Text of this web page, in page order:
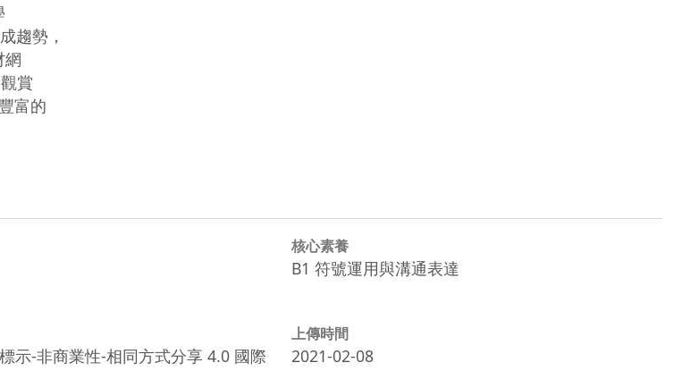
趨勢，
網
賞
富的
核心素養
B1 符號運用與溝通表達
示-非商業性-相同方式分享 4.0 國際
上傳時間
2021-02-08